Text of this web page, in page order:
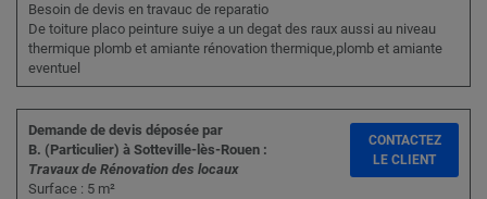
Besoin de devis en travauc de reparatio
De toiture placo peinture suiye a un degat des raux aussi au niveau
thermique plomb et amiante rénovation thermique,plomb et amiante
eventuel
Demande de devis déposée par
B. (Particulier) à Sotteville-lès-Rouen :
Travaux de Rénovation des locaux
Surface : 5 m²
CONTACTEZ
LE CLIENT